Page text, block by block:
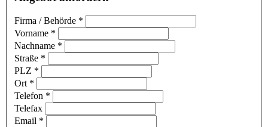
Firma / Behörde *
Vorname *
Nachname *
Straße *
PLZ *
Ort *
Telefon *
Telefax
Email *